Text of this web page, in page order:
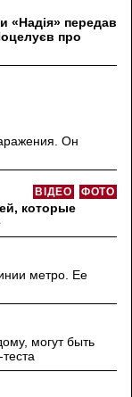
«Надія» передав
про
Он
ФОТО
ВІДЕО
которые
метро. Ее
могут быть